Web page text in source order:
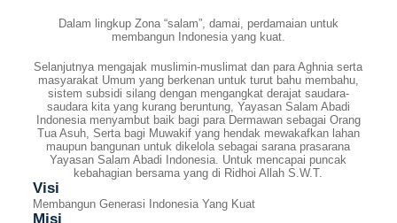
Dalam lingkup Zona “salam”, damai, perdamaian untuk
membangun Indonesia yang kuat.
Selanjutnya mengajak muslimin-muslimat dan para Aghnia serta
masyarakat Umum yang berkenan untuk turut bahu membahu,
sistem subsidi silang dengan mengangkat derajat saudara-
saudara kita yang kurang beruntung, Yayasan Salam Abadi
Indonesia menyambut baik bagi para Dermawan sebagai Orang
Tua Asuh, Serta bagi Muwakif yang hendak mewakafkan lahan
maupun bangunan untuk dikelola sebagai sarana prasarana
Yayasan Salam Abadi Indonesia. Untuk mencapai puncak
kebahagian bersama yang di Ridhoi Allah S.W.T.
Visi
Membangun Generasi Indonesia Yang Kuat
Misi